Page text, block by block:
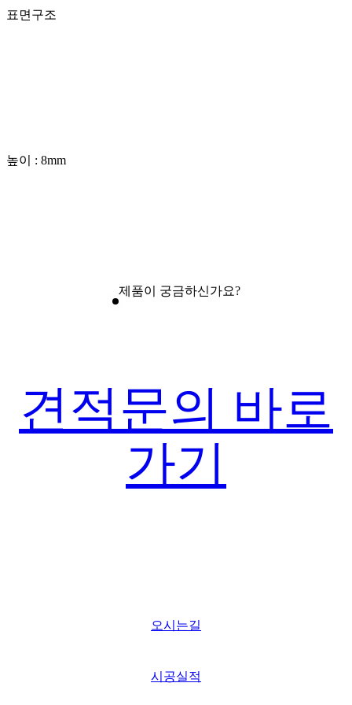
표면구조
높이 : 8mm
제품이 궁금하신가요?
견적문의 바로
가기
오시는길
시공실적